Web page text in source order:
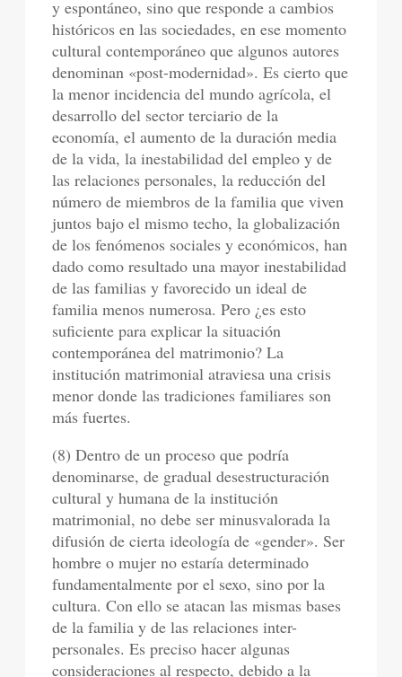
y espontáneo, sino que responde a cambios
históricos en las sociedades, en ese momento
cultural contemporáneo que algunos autores
denominan «post-modernidad». Es cierto que
la menor incidencia del mundo agrícola, el
desarrollo del sector terciario de la
economía, el aumento de la duración media
de la vida, la inestabilidad del empleo y de
las relaciones personales, la reducción del
número de miembros de la familia que viven
juntos bajo el mismo techo, la globalización
de los fenómenos sociales y económicos, han
dado como resultado una mayor inestabilidad
de las familias y favorecido un ideal de
familia menos numerosa. Pero ¿es esto
suficiente para explicar la situación
contemporánea del matrimonio? La
institución matrimonial atraviesa una crisis
menor donde las tradiciones familiares son
más fuertes.
(8) Dentro de un proceso que podría
denominarse, de gradual desestructuración
cultural y humana de la institución
matrimonial, no debe ser minusvalorada la
difusión de cierta ideología de «gender». Ser
hombre o mujer no estaría determinado
fundamentalmente por el sexo, sino por la
cultura. Con ello se atacan las mismas bases
de la familia y de las relaciones inter-
personales. Es preciso hacer algunas
consideraciones al respecto, debido a la